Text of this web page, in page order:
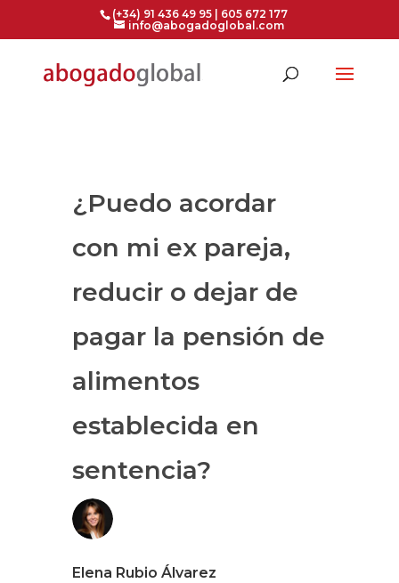
(+34) 91 436 49 95 | 605 672 177
info@abogadoglobal.com
¿Puedo acordar
con mi ex pareja,
reducir o dejar de
pagar la pensión de
alimentos
establecida en
sentencia?
Elena Rubio Álvarez